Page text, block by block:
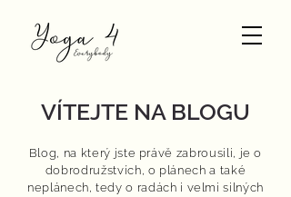
VÍTEJTE NA BLOGU
Blog, na který jste právě zabrousili, je o
dobrodružstvích, o plánech a také
neplánech, tedy o radách i velmi silných